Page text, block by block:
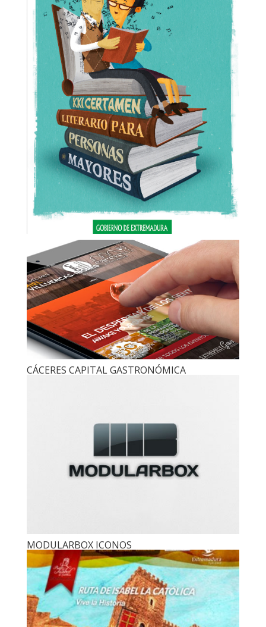
CÁCERES CAPITAL GASTRONÓMICA
MODULARBOX ICONOS